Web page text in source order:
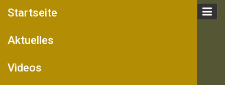
Startseite
Aktuelles
Videos